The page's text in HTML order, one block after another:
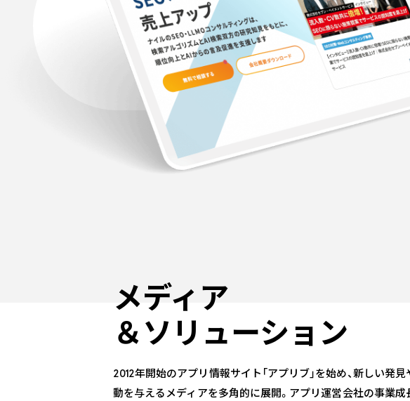
メディア
＆ソリューション
2012年開始のアプリ情報サイト「アプリブ」を始め、新しい発見
動を与えるメディアを多角的に展開。アプリ運営会社の事業成